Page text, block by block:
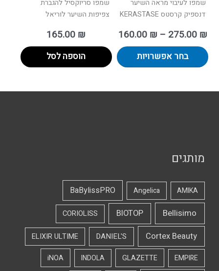
שמפו לעיבוי מראה השיער
דנספיק קרסטס KERASTASE
160.00 ₪ – 275.00 ₪
בחר אפשרויות
שמפו סריוקסיל להגברת
צפיפות השיער לוריאל
165.00 ₪
הוספה לסל
מותגים
AMIKA
Angelica
BaBylissPRO
Bellisimo
BIOTOP
CORIOLISS
Cortex Beauty
DANIEL'S
ELIXIR ULTIME
EMPIRE
GLAZETTE
INDOLA
iNOA